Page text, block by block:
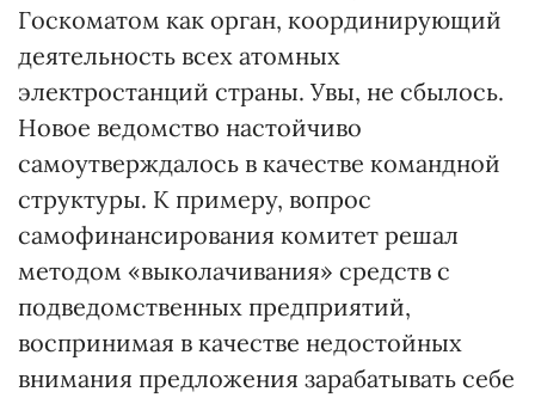
Госкоматом как орган, координирующий
деятельность всех атомных
электростанций страны. Увы, не сбылось.
Новое ведомство настойчиво
самоутверждалось в качестве командной
структуры. К примеру, вопрос
самофинансирования комитет решал
методом «выколачивания» средств с
подведомственных предприятий,
воспринимая в качестве недостойных
внимания предложения зарабатывать себе